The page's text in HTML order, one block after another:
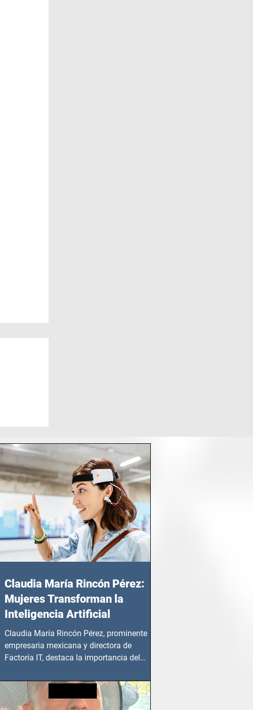
Claudia María Rincón Pérez:
Mujeres Transforman la
Inteligencia Artificial
Claudia María Rincón Pérez, prominente
empresaria mexicana y directora de
Factoría IT, destaca la importancia del